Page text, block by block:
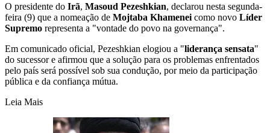
O presidente do Irã, Masoud Pezeshkian, declarou nesta segunda-
feira (9) que a nomeação de Mojtaba Khamenei como novo Líder
Supremo representa a "vontade do povo na governança".
Em comunicado oficial, Pezeshkian elogiou a "liderança sensata"
do sucessor e afirmou que a solução para os problemas enfrentados
pelo país será possível sob sua condução, por meio da participação
pública e da confiança mútua.
Leia Mais